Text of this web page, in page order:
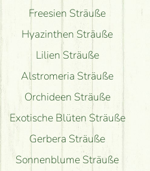
Freesien Sträuße
Hyazinthen Sträuße
Lilien Sträuße
Alstromeria Sträuße
Orchideen Sträuße
Exotische Blüten Sträuße
Gerbera Sträuße
Sonnenblume Sträuße